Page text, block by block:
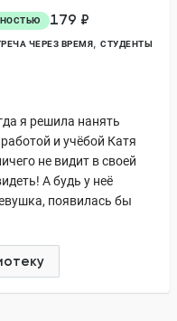
179 ₽
ЧЕРЕЗ ВРЕМЯ СТУДЕНТЫ
я решила нанять
и учёбой Катя
не видит в своей
А будь у неё
появилась бы